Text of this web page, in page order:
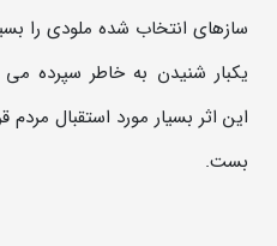
سازهای انتخاب شده ملودی را
یکبار شنیدن به خاطر سپرده
این اثر بسیار مورد استقبال
بست.